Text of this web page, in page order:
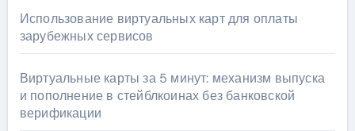
Использование виртуальных карт для оплаты
зарубежных сервисов
Виртуальные карты за 5 минут: механизм выпуска
и пополнение в стейблкоинах без банковской
верификации